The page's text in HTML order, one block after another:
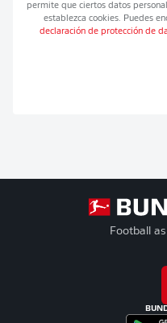
permite que ciertos datos
establezca cookies. Puedes
declaración de protección de
Football